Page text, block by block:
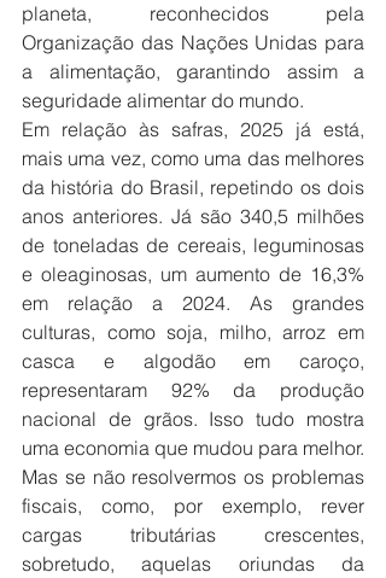
planeta, reconhecidos pela
Organização das Nações Unidas para
a alimentação, garantindo assim a
seguridade alimentar do mundo.
Em relação às safras, 2025 já está,
mais uma vez, como uma das melhores
da história do Brasil, repetindo os dois
anos anteriores. Já são 340,5 milhões
de toneladas de cereais, leguminosas
e oleaginosas, um aumento de 16,3%
em relação a 2024. As grandes
culturas, como soja, milho, arroz em
casca e algodão em caroço,
representaram 92% da produção
nacional de grãos. Isso tudo mostra
uma economia que mudou para melhor.
Mas se não resolvermos os problemas
fiscais, como, por exemplo, rever
cargas tributárias crescentes,
sobretudo, aquelas oriundas da